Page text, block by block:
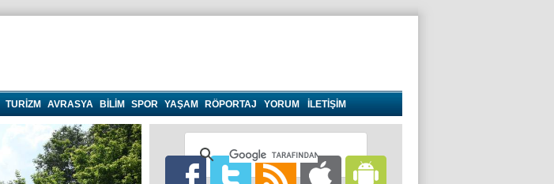
TURIZM AVRASYA BILIM SPOR YAŞAM RÖPORTAJ YORUM İLETİŞİM